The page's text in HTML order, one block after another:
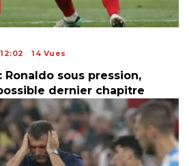
14 Vues
Ronaldo sous pression,
dernier chapitre